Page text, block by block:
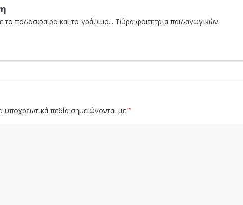
το ποδοσφαιρο και το γράψιμο... Τώρα φοιτήτρια παιδαγωγικών.
υποχρεωτικά πεδία σημειώνονται με *